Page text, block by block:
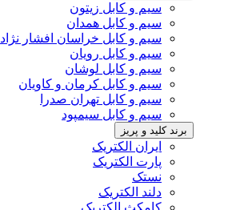
سیم و کابل زیتون
سیم و کابل همدان
سیم و کابل خراسان افشار نژاد
سیم و کابل رویان
سیم و کابل لوشان
سیم و کابل کرمان و کاویان
سیم و کابل تهران صدرا
سیم و کابل سیمپود
برند کلید و پریز
ایران الکتریک
پارت الکتریک
نستک
دلند الکتریک